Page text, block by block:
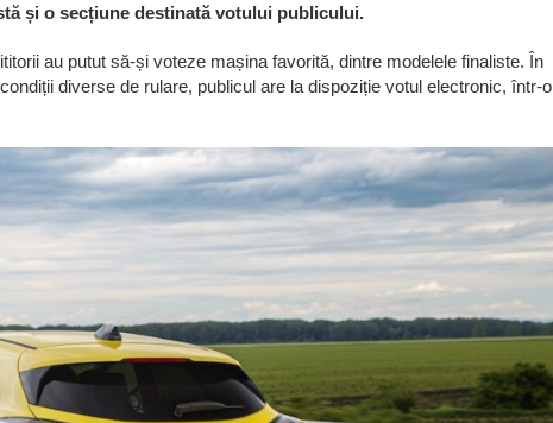
și o secțiune destinată votului publicului.
au putut să-și voteze mașina favorită, dintre modelele finaliste. În
diverse de rulare, publicul are la dispoziție votul electronic, într-o